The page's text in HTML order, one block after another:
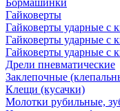
Бормашинки
Гайковерты
Гайковерты ударные с
Гайковерты ударные с
Гайковерты ударные с
Дрели пневматические
Заклепочные
Клещи (кусачки)
Молотки рубильные,